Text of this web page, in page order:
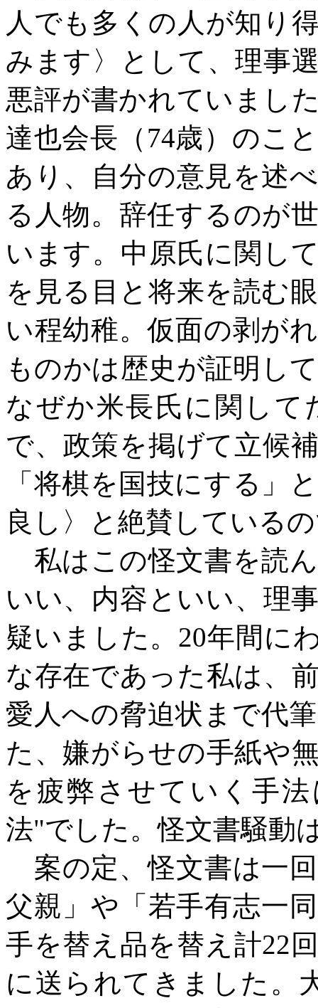
人でも多くの人が知り
みます〉として、理事
悪評が書かれていまし
達也会長（ 74歳）のこ
あり、自分の意見を述
る人物。辞任するのが
います。中原氏に関し
を見る目と将来を読む
い程幼稚。仮面の剥が
ものかは歴史が証明し
なぜか米長氏に関して
で、政策を掲げて立候
「将棋を国技にする」
良し〉と絶賛している
私はこの怪文書を読
いい、内容といい、理
疑いました。 20年間に
な存在であった私は、
愛人への脅迫状まで代
た、嫌がらせの手紙や
を疲弊させていく手
法"でした。怪文書騒動
案の定、怪文書は一
父親」や「若手有志一
手を替え品を替え計22
に送られてきました。